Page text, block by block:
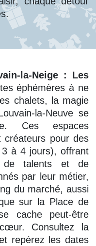
la-Neige : Les
éphémères à ne
chalets, la magie
la-Neuve se
Ces espaces
créateurs pour des
à 4 jours), offrant
de talents et de
par leur métier,
du marché, aussi
sur la Place de
cache peut-être
Consultez la
repérez les dates